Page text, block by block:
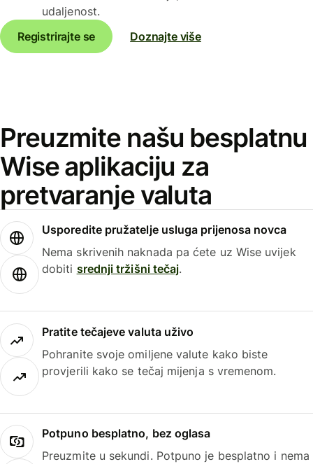
udaljenost.
Registrirajte se
Doznajte više
Preuzmite našu besplatnu
Wise aplikaciju za
pretvaranje valuta
Usporedite pružatelje usluga prijenosa novca
Nema skrivenih naknada pa ćete uz Wise uvijek
dobiti srednji tržišni tečaj.
Pratite tečajeve valuta uživo
Pohranite svoje omiljene valute kako biste
provjerili kako se tečaj mijenja s vremenom.
Potpuno besplatno, bez oglasa
Preuzmite u sekundi. Potpuno je besplatno i nema